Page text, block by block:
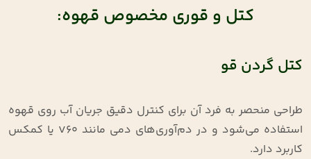
کتل و قوری مخصوص قهوه:
کتل گردن قو
طراحی منحصر به فرد آن برای کنترل دقیق جریان آب روی قهوه
استفاده می‌شود و در دم‌آوری‌های دمی مانند V60 یا کمکس
کاربرد دارد.